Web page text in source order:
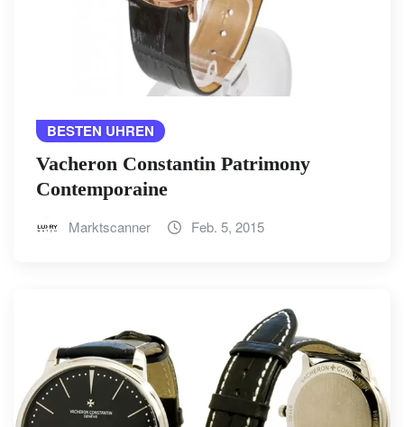
BESTEN UHREN
Vacheron Constantin Patrimony
Contemporaine
Marktscanner Feb. 5, 2015